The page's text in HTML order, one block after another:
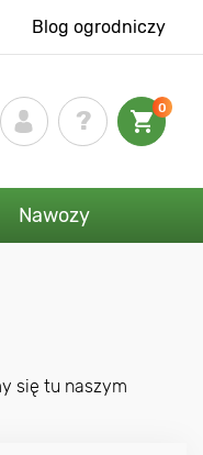
Blog ogrodniczy
0
Nawozy
się tu naszym